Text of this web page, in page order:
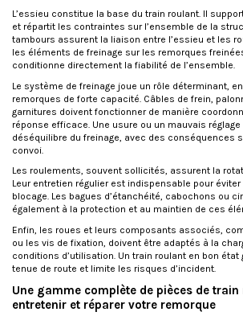
L’essieu constitue la base du train roulant. Il
et répartit les contraintes sur l’ensemble de la
tambours assurent la liaison entre l’essieu et les
les éléments de freinage sur les remorques
conditionne directement la fiabilité de l’ensemble.
Le système de freinage joue un rôle déterminant,
remorques de forte capacité. Câbles de frein,
garnitures doivent fonctionner de manière
réponse efficace. Une usure ou un mauvais
déséquilibre du freinage, avec des conséquences
convoi.
Les roulements, souvent sollicités, assurent la
Leur entretien régulier est indispensable pour
blocage. Les bagues d’étanchéité, cabochons ou
également à la protection et au maintien de ces
Enfin, les roues et leurs composants associés,
ou les vis de fixation, doivent être adaptés à la
conditions d’utilisation. Un train roulant en bon
tenue de route et limite les risques d’incident.
Une gamme complète de pièces de
entretenir et réparer votre remorque